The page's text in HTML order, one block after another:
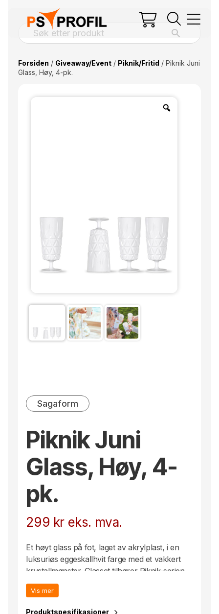
Forsiden / Giveaway/Event/ Piknik/Fritid / Piknik Juni
Glass, Høy, 4-pk.
Sagaform
Piknik Juni
Glass, Høy, 4-
pk.
299 kr eks. mva.
Et høyt glass på fot, laget av akrylplast, i en
luksuriøs eggeskallhvit farge med et vakkert
krystallmønster. Glasset tilhører Piknik-serien
og fungerer godt på stranden, i skogen, i båten
og i vinterhagen. Vi liker å bruke dette glasset
Vis mer
Produktspesifikasjoner